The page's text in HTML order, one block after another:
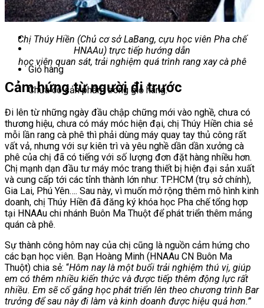
Chưa có sản phẩm trong giỏ hàng.
Giỏ hàng
Chưa có sản phẩm trong giỏ hàng.
Chị Thúy Hiền (Chủ cơ sở LaBang, cựu học viên Pha chế
HNAAu) trực tiếp hướng dẫn
học viên quan sát, trải nghiệm quá trình rang xay cà phê
Cảm hứng từ người đi trước
Đi lên từ những ngày đầu chập chững mới vào nghề, chưa có
thương hiệu, chưa có máy móc hiện đại, chị Thúy Hiền chia sẻ
mỗi lần rang cà phê thì phải dùng máy quay tay thủ công rất
vất vả, nhưng với sự kiên trì và yêu nghề dần dần xưởng cà
phê của chị đã có tiếng với số lượng đơn đặt hàng nhiều hơn.
Chị mạnh dạn đầu tư máy móc trang thiết bị hiện đại sản xuất
và cung cấp tới các tỉnh thành lớn như: TP.HCM (trụ sở chính),
Gia Lai, Phú Yên…. Sau này, vì muốn mở rộng thêm mô hình kinh
doanh, chị Thúy Hiền đã đăng ký khóa học Pha chế tổng hợp
tại HNAAu chi nhánh Buôn Ma Thuột để phát triển thêm mảng
quán cà phê.
Sự thành công hôm nay của chị cũng là nguồn cảm hứng cho
các bạn học viên. Bạn Hoàng Minh (HNAAu CN Buôn Ma
Thuột) chia sẻ: “Hôm nay là một buổi trải nghiệm thú vị, giúp
em có thêm nhiều kiến thức và được tiếp thêm động lực rất
nhiều. Em sẽ cố gắng học phát triển lên theo chương trình Bar
trưởng để sau này đi làm và kinh doanh được hiệu quả hơn.”